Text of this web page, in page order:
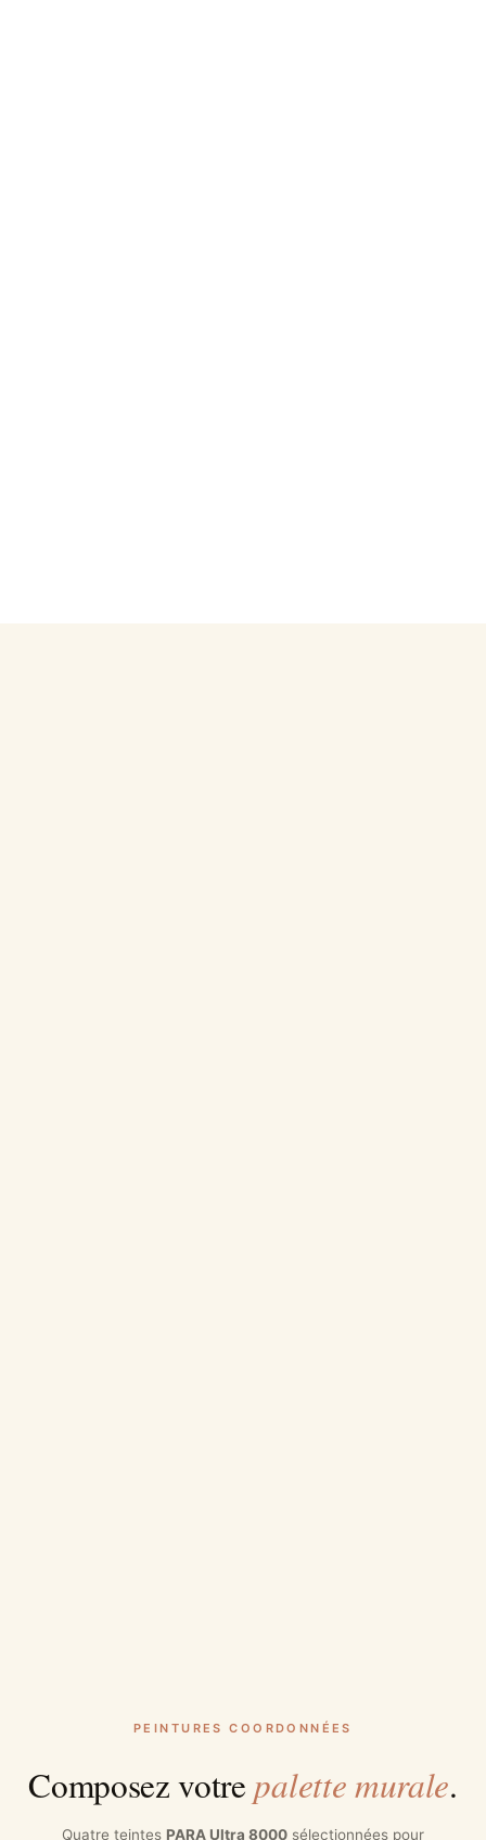
PEINTURES COORDONNÉES
Composez votrepalette murale.
Quatre teintes PARA Ultra 8000 sélectionnées pour